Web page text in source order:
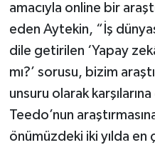
amacıyla online bir
eden Aytekin, “İş
dile getirilen ‘Yapay
mı?’ sorusu, bizim
unsuru olarak karşılarına
Teedo’nun
önümüzdeki iki yılda